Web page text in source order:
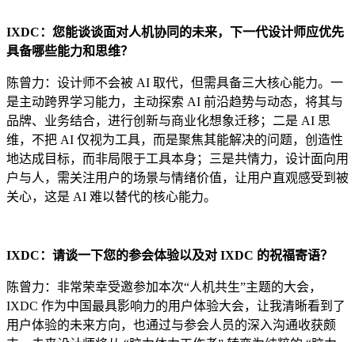
IXDC：您能谈谈面对人机协同的未来，下一代设计师应优先
具备哪些能力和思维？
陈曾力：设计师不会被 AI 取代，但需具备三大核心能力。一
是主动跨界学习能力，主动探索 AI 前沿趋势与动态，将其与
品牌、业务结合，进行创新与商业化想象迁移；二是 AI 思
维，不把 AI 仅视为工具，而是聚焦其能解决的问题，创造性
地达成目标，而非局限于工具本身；三是共情力，设计面向用
户与人，需关注用户的场景与情绪价值，让用户直观感受到被
关心，这是 AI 难以替代的核心能力。
IXDC：请谈一下您的参会体验以及对 IXDC 的祝福寄语？
陈曾力：非常荣幸受邀参加本次“人机共生”主题的大会，
IXDC 作为中国最具影响力的用户体验大会，让我清晰看到了
用户体验的未来方向，也通过与参会人员的深入沟通收获颇